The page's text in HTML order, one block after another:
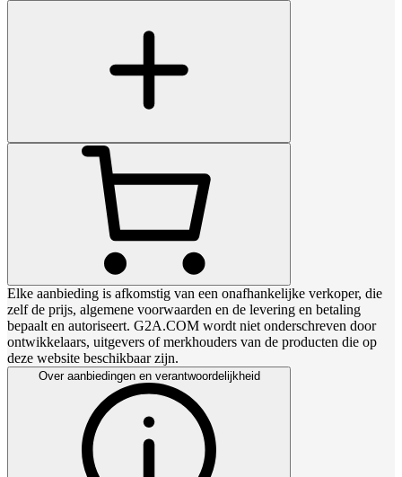
Elke aanbieding is afkomstig van een onafhankelijke verkoper, die
zelf de prijs, algemene voorwaarden en de levering en betaling
bepaalt en autoriseert. G2A.COM wordt niet onderschreven door
ontwikkelaars, uitgevers of merkhouders van de producten die op
deze website beschikbaar zijn.
Over aanbiedingen en verantwoordelijkheid